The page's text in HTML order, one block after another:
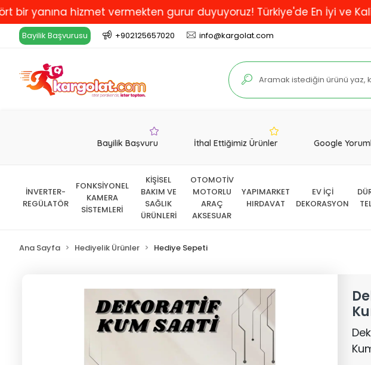
hizmet vermekten gurur duyuyoruz! Türkiye'de En İyi ve Kaliteli
Bayilik Başvurusu +902125657020 info@kargolat.com
Bayilik Başvuru İthal Ettiğimiz Ürünler Google
İNVERTER-
REGÜLATÖR
FONKSİYONEL
KAMERA
SİSTEMLERİ
KİŞİSEL
BAKIM VE
SAĞLIK
ÜRÜNLERİ
OTOMOTİV
MOTORLU
ARAÇ
AKSESUAR
YAPIMARKET
HIRDAVAT
EV İÇİ
DEKORASYON
Ana Sayfa Hediyelik Ürünler Hediye Sepeti